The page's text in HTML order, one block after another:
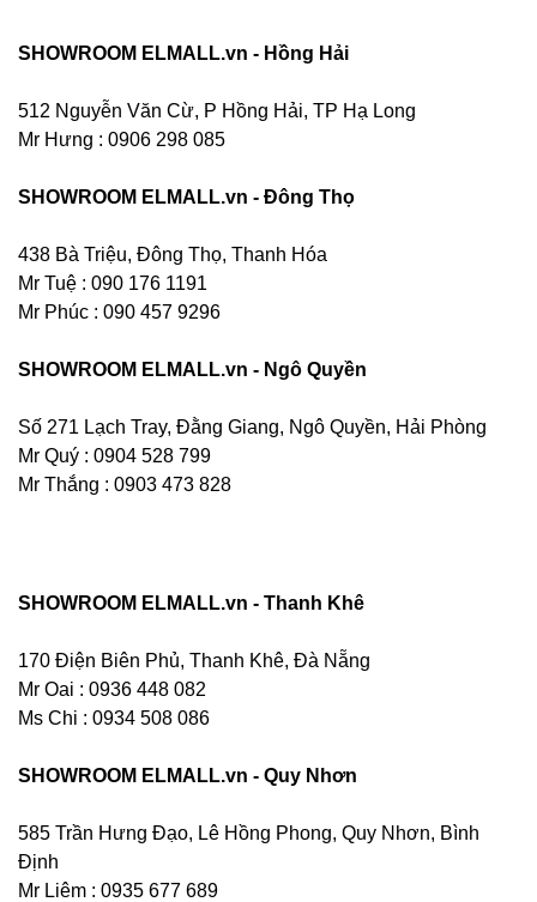
SHOWROOM ELMALL.vn - Hồng Hải
512 Nguyễn Văn Cừ, P Hồng Hải, TP Hạ Long
Mr Hưng : 0906 298 085
SHOWROOM ELMALL.vn - Đông Thọ
438 Bà Triệu, Đông Thọ, Thanh Hóa
Mr Tuệ : 090 176 1191
Mr Phúc : 090 457 9296
SHOWROOM ELMALL.vn - Ngô Quyền
Số 271 Lạch Tray, Đằng Giang, Ngô Quyền, Hải Phòng
Mr Quý : 0904 528 799
Mr Thắng : 0903 473 828
SHOWROOM ELMALL.vn - Thanh Khê
170 Điện Biên Phủ, Thanh Khê, Đà Nẵng
Mr Oai : 0936 448 082
Ms Chi : 0934 508 086
SHOWROOM ELMALL.vn - Quy Nhơn
585 Trần Hưng Đạo, Lê Hồng Phong, Quy Nhơn, Bình
Định
Mr Liêm : 0935 677 689